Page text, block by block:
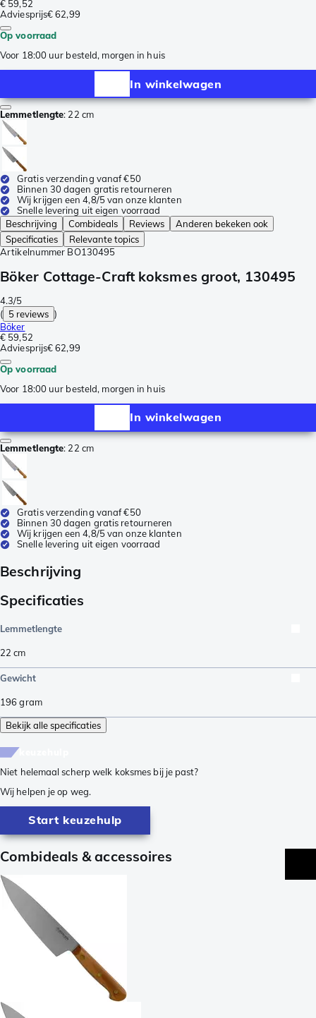
€ 59,52
Adviesprijs€ 62,99
Op voorraad
Voor 18:00 uur besteld, morgen in huis
In winkelwagen
Lemmetlengte: 22 cm
Gratis verzending vanaf €50
Binnen 30 dagen gratis retourneren
Wij krijgen een 4,8/5 van onze klanten
Snelle levering uit eigen voorraad
Beschrijving
Combideals Reviews
Anderen bekeken ook
Specificaties
Relevante topics
Artikelnummer BO130495
Böker Cottage-Craft koksmes groot, 130495
4.3/5
( 5 reviews )
Böker
€ 59,52
Adviesprijs€ 62,99
Op voorraad
Voor 18:00 uur besteld, morgen in huis
In winkelwagen
Lemmetlengte: 22 cm
Gratis verzending vanaf €50
Binnen 30 dagen gratis retourneren
Wij krijgen een 4,8/5 van onze klanten
Snelle levering uit eigen voorraad
Beschrijving
Specificaties
Lemmetlengte
22 cm
Gewicht
196gram
Bekijk alle specificaties
Niet helemaal scherp welk koksmes bij je past?
Wij helpen je op weg.
Start keuzehulp
Combideals & accessoires